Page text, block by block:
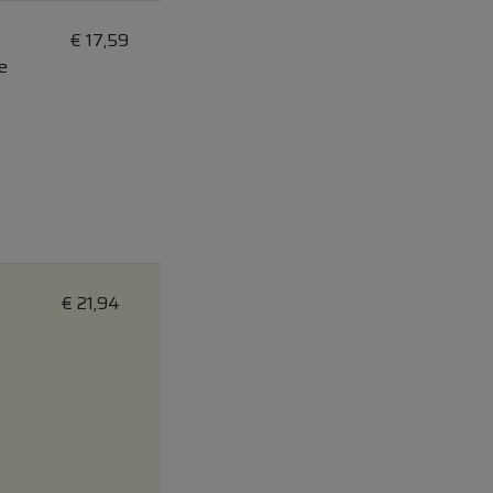
€ 17,59
€ 21,94